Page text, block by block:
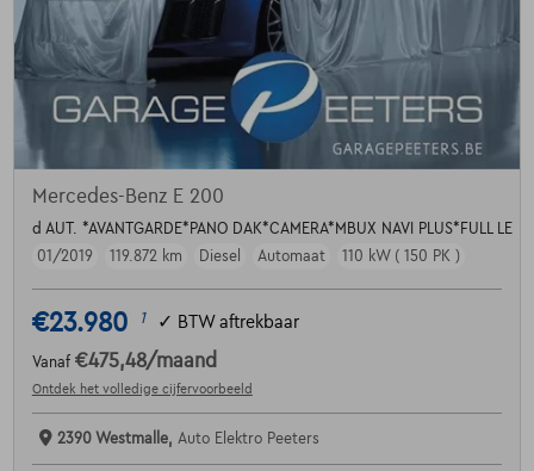
Mercedes-Benz E 200
d AUT. *AVANTGARDE*PANO DAK*CAMERA*MBUX NAVI PLUS*FULL LE
01/2019
119.872 km Diesel Automaat 110 kW ( 150 PK )
€23.980 1 ✓ BTW aftrekbaar
Vanaf €475,48/maand
Ontdek het volledige cijfervoorbeeld
2390 Westmalle, Auto Elektro Peeters